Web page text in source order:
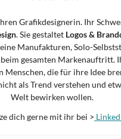
Grafikdesignerin. Ihr
. Sie gestaltet Logos &
Manufakturen, Solo-
gesamten Markenauftritt.
Menschen, die für ihre Idee
als Trend verstehen und
Welt bewirken wollen.
dich gerne mit ihr bei >